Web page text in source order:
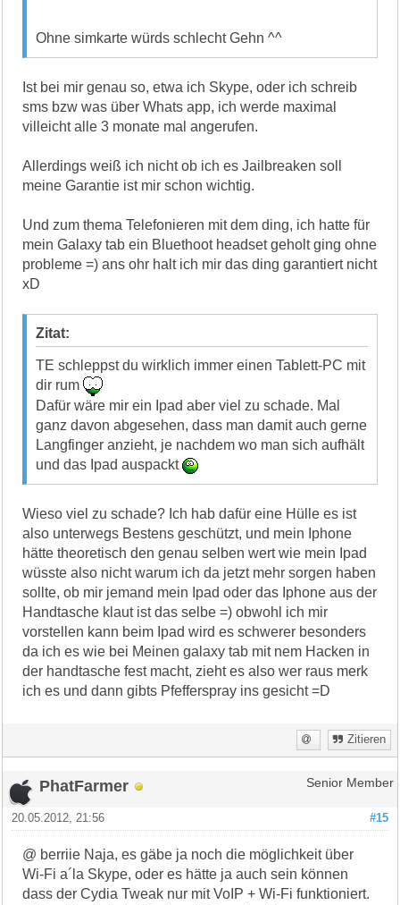
Ohne simkarte würds schlecht Gehn ^^
Ist bei mir genau so, etwa ich Skype, oder ich schreib
sms bzw was über Whats app, ich werde maximal
villeicht alle 3 monate mal angerufen.
Allerdings weiß ich nicht ob ich es Jailbreaken soll
meine Garantie ist mir schon wichtig.
Und zum thema Telefonieren mit dem ding, ich hatte für
mein Galaxy tab ein Bluethoot headset geholt ging ohne
probleme =) ans ohr halt ich mir das ding garantiert nicht
xD
Zitat:
TE schleppst du wirklich immer einen Tablett-PC mit
dir rum
Dafür wäre mir ein Ipad aber viel zu schade. Mal
ganz davon abgesehen, dass man damit auch gerne
Langfinger anzieht, je nachdem wo man sich aufhält
und das Ipad auspackt
Wieso viel zu schade? Ich hab dafür eine Hülle es ist
also unterwegs Bestens geschützt, und mein Iphone
hätte theoretisch den genau selben wert wie mein Ipad
wüsste also nicht warum ich da jetzt mehr sorgen haben
sollte, ob mir jemand mein Ipad oder das Iphone aus der
Handtasche klaut ist das selbe =) obwohl ich mir
vorstellen kann beim Ipad wird es schwerer besonders
da ich es wie bei Meinen galaxy tab mit nem Hacken in
der handtasche fest macht, zieht es also wer raus merk
ich es und dann gibts Pfefferspray ins gesicht =D
Zitieren
PhatFarmer Senior Member
#15
20.05.2012, 21:56
@ berriie Naja, es gäbe ja noch die möglichkeit über
Wi-Fi a´la Skype, oder es hätte ja auch sein können
dass der Cydia Tweak nur mit VoIP + Wi-Fi funktioniert.